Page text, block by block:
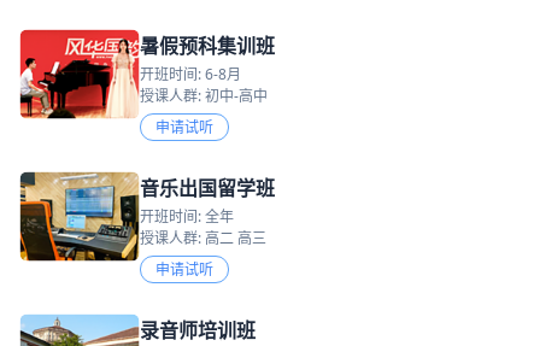
暑假预科集训班
开班时间: 6-8月
授课人群: 初中-高中
申请试听
音乐出国留学班
开班时间: 全年
授课人群: 高二 高三
申请试听
录音师培训班